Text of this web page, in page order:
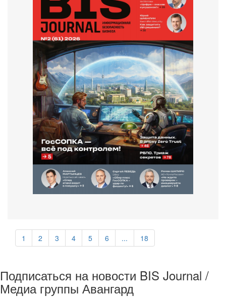
1 2 3 4 5 6 ... 18
Подписаться на новости BIS Journal /
Медиа группы Авангард